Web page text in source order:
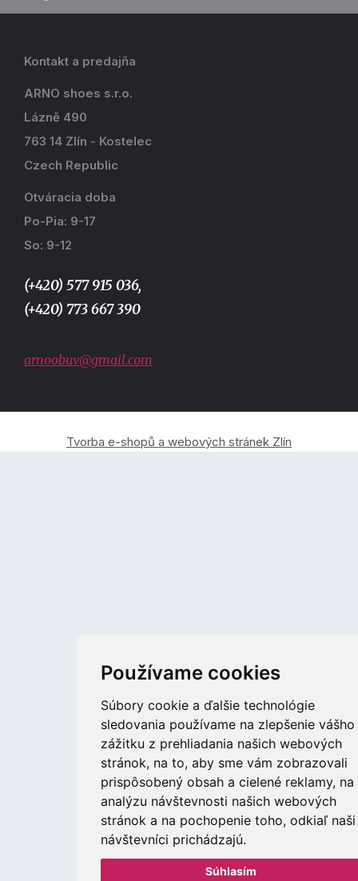
Používame cookies
Súbory cookie a ďalšie technológie
sledovania používame na zlepšenie vášho
zážitku z prehliadania našich webových
stránok, na to, aby sme vám zobrazovali
prispôsobený obsah a cielené reklamy, na
analýzu návštevnosti našich webových
stránok a na pochopenie toho, odkiaľ naši
návštevníci prichádzajú.
Súhlasím
Kontakt a predajňa
ARNO shoes s.r.o.
Lázně 490
763 14 Zlín - Kostelec
Czech Republic
Otváracia doba
Po-Pia: 9-17
So: 9-12
(+420) 577 915 036,
(+420) 773 667 390
arnoobuv@gmail.com
Tvorba e-shopů a webových stránek Zlín